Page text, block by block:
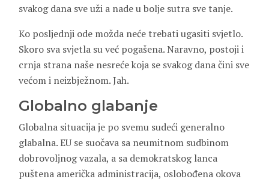
svakog dana sve uži a nade u bolje sutra sve tanje.
Ko posljednji ode možda neće trebati ugasiti svjetlo.
Skoro sva svjetla su već pogašena. Naravno, postoji i
crnja strana naše nesreće koja se svakog dana čini sve
većom i neizbježnom. Jah.
Globalno glabanje
Globalna situacija je po svemu sudeći generalno
glabalna. EU se suočava sa neumitnom sudbinom
dobrovoljnog vazala, a sa demokratskog lanca
puštena američka administracija, oslobođena okova